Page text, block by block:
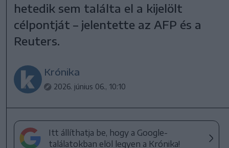
hetedik sem találta el a kijelölt
célpontját – jelentette az AFP és a
Reuters.
Krónika
2026. június 06., 10:10
Itt állíthatja be, hogy a Google-
találatokban elöl legyen a Krónika!